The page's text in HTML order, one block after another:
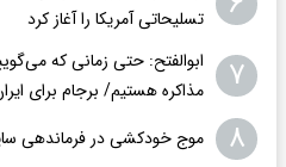
تسلیحاتی آمریکا را آغاز کرد
۷
ابوالفتح: حتی زمانی که
مذاکره هستیم/ برجام برای
۸ موج خودکشی در فرماندهی